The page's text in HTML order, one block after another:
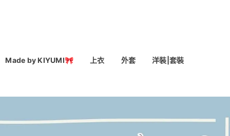
Made by KIYUMI🎀 上衣 外套 洋裝|套裝